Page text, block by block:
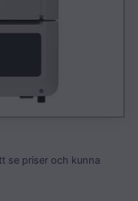
se priser och kunna